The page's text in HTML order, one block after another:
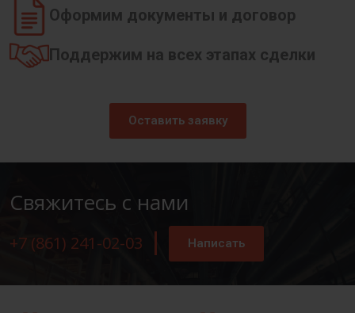
Оформим документы и договор
Поддержим на всех этапах сделки
Оставить заявку
Свяжитесь с нами
+7 (861) 241-02-03 Написать